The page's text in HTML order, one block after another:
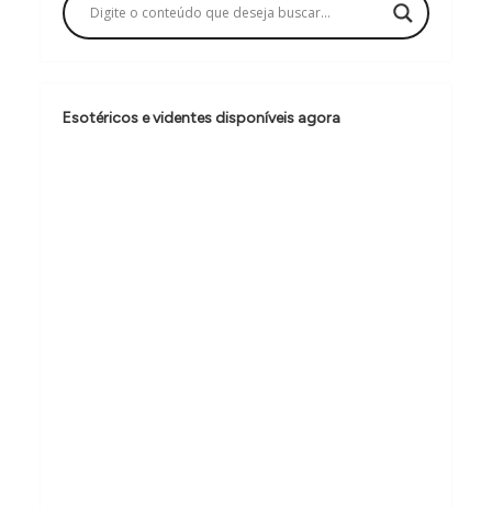
Esotéricos e videntes disponíveis agora